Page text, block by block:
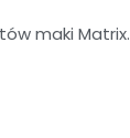
maki Matrix.